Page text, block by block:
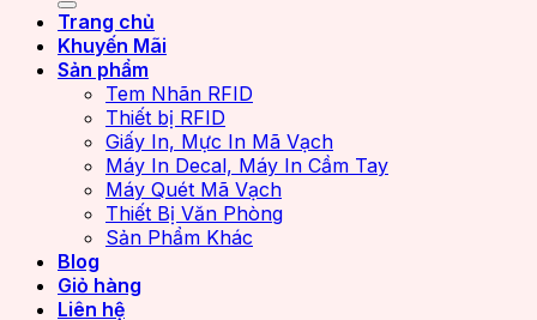
Trang chủ
Khuyến Mãi
Sản phẩm
Tem Nhãn RFID
Thiết bị RFID
Giấy In, Mực In Mã Vạch
Máy In Decal, Máy In Cầm Tay
Máy Quét Mã Vạch
Thiết Bị Văn Phòng
Sản Phẩm Khác
Blog
Giỏ hàng
Liên hệ